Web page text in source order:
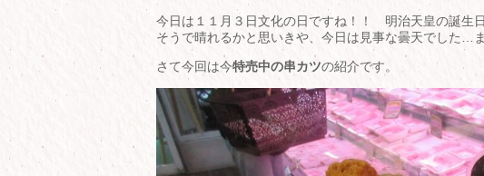
今日は１１月３日文化の日ですね！！ 明治天皇の誕生
そうで晴れるかと思いきや、今日は見事な曇天でした…
さて今回は今特売中の串カツの紹介です。